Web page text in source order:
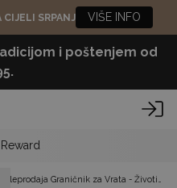
CIJELI SRPANJ VIŠE INFO
i poštenjem od